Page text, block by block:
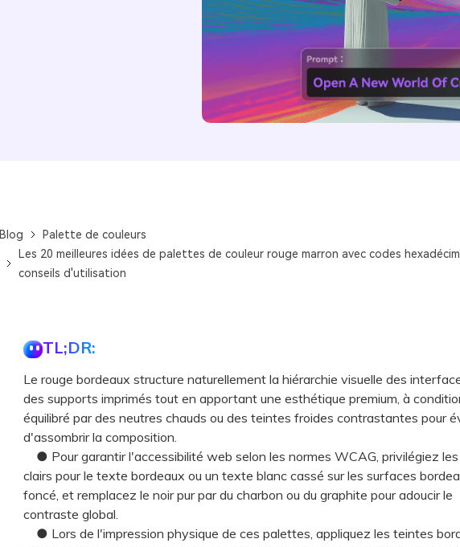
Blog
Palette de couleurs
Les 20 meilleures idées de palettes de couleur rouge marron avec codes
conseils d'utilisation
TL;DR:
Le rouge bordeaux structure naturellement la hiérarchie visuelle des
des supports imprimés tout en apportant une esthétique premium, à
équilibré par des neutres chauds ou des teintes froides contrastantes pour
d'assombrir la composition.
● Pour garantir l'accessibilité web selon les normes WCAG, privilégiez
clairs pour le texte bordeaux ou un texte blanc cassé sur les surfaces
foncé, et remplacez le noir pur par du charbon ou du graphite pour adoucir le
contraste global.
● Lors de l'impression physique de ces palettes, appliquez les teintes